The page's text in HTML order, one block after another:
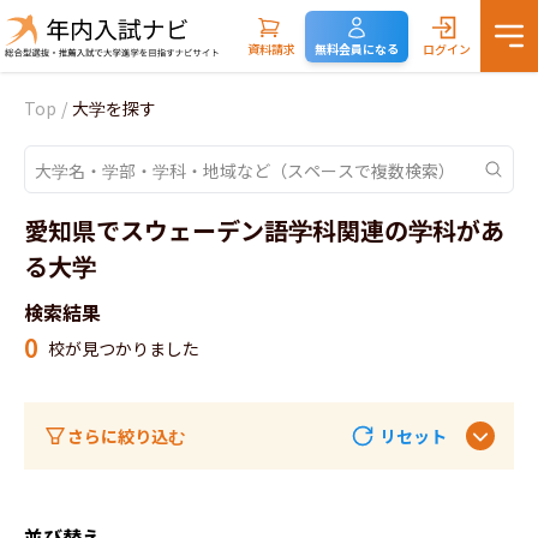
資料請求 無料会員になる ログイン
Top / 大学を探す
愛知県でスウェーデン語学科関連の学科があ
る大学
検索結果
0 校が見つかりました
さらに絞り込む リセット